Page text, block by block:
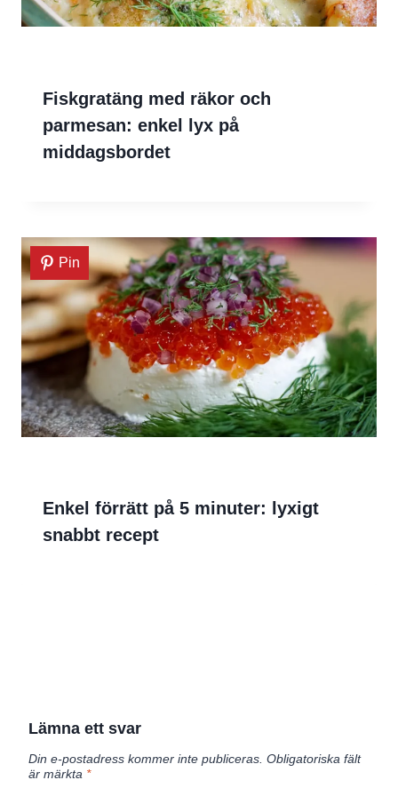
Fiskgratäng med räkor och
parmesan: enkel lyx på
middagsbordet
Pin
Enkel förrätt på 5 minuter: lyxigt
snabbt recept
Lämna ett svar
Din e-postadress kommer inte publiceras. Obligatoriska fält
är märkta *